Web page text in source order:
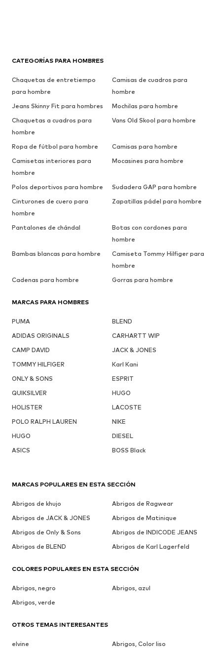
CATEGORÍAS PARA HOMBRES
Chaquetas de entretiempo
para hombre
Camisas de cuadros para
hombre
Jeans Skinny Fit para hombres
Mochilas para hombre
Chaquetas a cuadros para
hombre
Vans Old Skool para hombre
Ropa de fútbol para hombre
Camisas para hombre
Camisetas interiores para
hombre
Mocasines para hombre
Polos deportivos para hombre
Sudadera GAP para hombre
Cinturones de cuero para
hombre
Zapatillas pádel para hombre
Pantalones de chándal
Botas con cordones para
hombre
Bambas blancas para hombre
Camiseta Tommy Hilfiger para
hombre
Cadenas para hombre
Gorras para hombre
MARCAS PARA HOMBRES
PUMA
BLEND
ADIDAS ORIGINALS
CARHARTT WIP
CAMP DAVID
JACK & JONES
TOMMY HILFIGER
Karl Kani
ONLY & SONS
ESPRIT
QUIKSILVER
HUGO
HOLISTER
LACOSTE
POLO RALPH LAUREN
NIKE
HUGO
DIESEL
ASICS
BOSS Black
MARCAS POPULARES EN ESTA SECCIÓN
Abrigos de khujo
Abrigos de Ragwear
Abrigos de JACK & JONES
Abrigos de Matinique
Abrigos de Only & Sons
Abrigos de INDICODE JEANS
Abrigos de BLEND
Abrigos de Karl Lagerfeld
COLORES POPULARES EN ESTA SECCIÓN
Abrigos, negro
Abrigos, azul
Abrigos, verde
OTROS TEMAS INTERESANTES
elvine
Abrigos, Color liso